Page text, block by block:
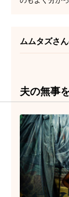
ムムタズさ
夫の無事